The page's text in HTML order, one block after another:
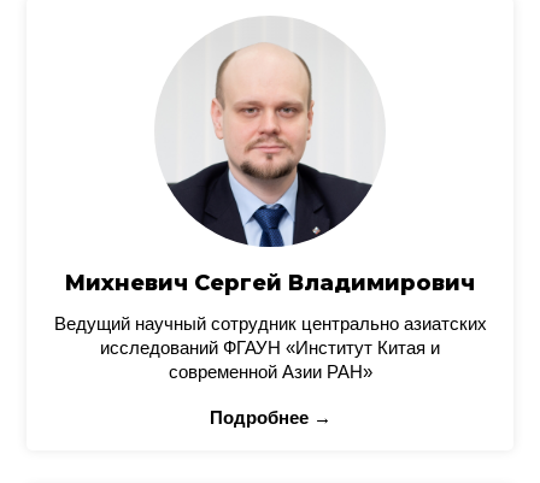
Михневич Сергей Владимирович
Ведущий научный сотрудник центрально азиатских
исследований ФГАУН «Институт Китая и
современной Азии РАН»
Подробнее →